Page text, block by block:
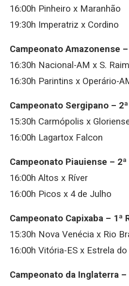
16:00h Pinheiro x Maranhão
19:30h Imperatriz x Cordino
Campeonato Amazonense
16:30h Nacional-AM x S.
16:30h Parintins x Operário-
Campeonato Sergipano –
15:30h Carmópolis x
16:00h Lagartox Falcon
Campeonato Piauiense – 2ª
16:00h Altos x Ríver
16:00h Picos x 4 de Julho
Campeonato Capixaba – 1ª
15:30h Nova Venécia x Rio
16:00h Vitória-ES x Estrela
Campeonato da Inglaterra –